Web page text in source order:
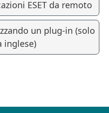
ESET da remoto
un plug-in (solo
inglese)